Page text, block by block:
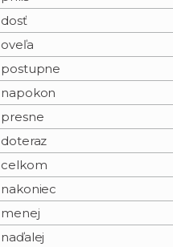
dosť
oveľa
postupne
napokon
presne
doteraz
celkom
nakoniec
menej
naďalej